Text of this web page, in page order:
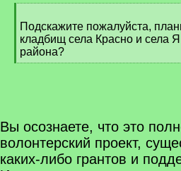
q
]
Подскажите пожалуйста,
кладбищ села Красно и села
района?
[
Вы осознаете, что это
волонтерский проект,
каких-либо грантов и